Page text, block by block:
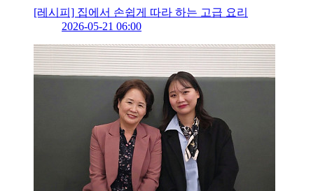
[레시피] 집에서 손쉽게 따라 하는 고급 요리
2026-05-21 06:00